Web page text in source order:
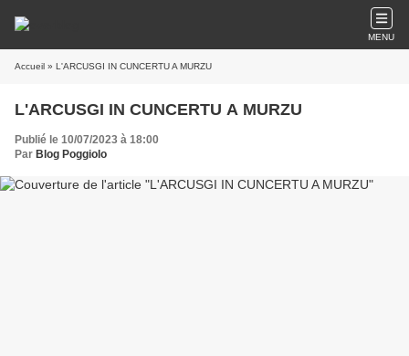
MENU
Accueil » L'ARCUSGI IN CUNCERTU A MURZU
L'ARCUSGI IN CUNCERTU A MURZU
Publié le 10/07/2023 à 18:00
Par Blog Poggiolo